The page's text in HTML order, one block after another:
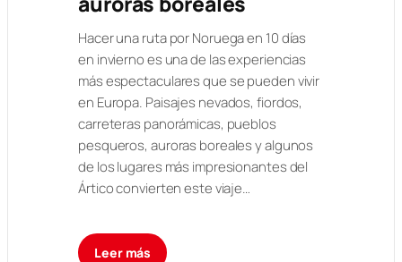
Hacer una ruta por Noruega en 10 días
en invierno es una de las experiencias
más espectaculares que se pueden vivir
en Europa. Paisajes nevados, fiordos,
carreteras panorámicas, pueblos
pesqueros, auroras boreales y algunos
de los lugares más impresionantes del
Ártico convierten este viaje…
Leer más